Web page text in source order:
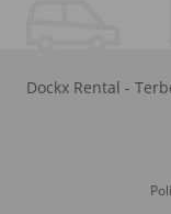
Dockx Rental -